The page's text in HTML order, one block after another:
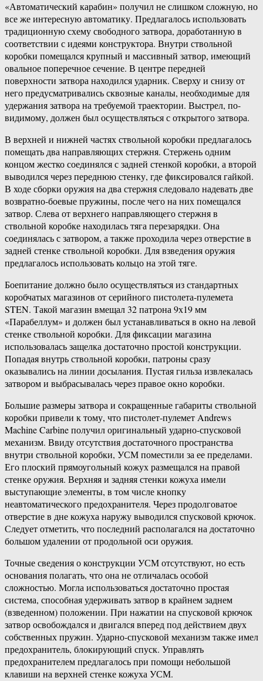
«Автоматический карабин» получил не слишком сложную, но
все же интересную автоматику. Предлагалось использовать
традиционную схему свободного затвора, доработанную в
соответствии с идеями конструктора. Внутри ствольной
коробки помещался крупный и массивный затвор, имеющий
овальное поперечное сечение. В центре передней
поверхности затвора находился ударник. Сверху и снизу от
него предусматривались сквозные каналы, необходимые для
удержания затвора на требуемой траектории. Выстрел, по-
видимому, должен был осуществляться с открытого затвора.
В верхней и нижней частях ствольной коробки предлагалось
помещать два направляющих стержня. Стержень одним
концом жестко соединялся с задней стенкой коробки, а второй
выводился через переднюю стенку, где фиксировался гайкой.
В ходе сборки оружия на два стержня следовало надевать две
возвратно-боевые пружины, после чего на них помещался
затвор. Слева от верхнего направляющего стержня в
ствольной коробке находилась тяга перезарядки. Она
соединялась с затвором, а также проходила через отверстие в
задней стенке ствольной коробки. Для взведения оружия
предлагалось использовать кольцо на этой тяге.
Боепитание должно было осуществляться из стандартных
коробчатых магазинов от серийного пистолета-пулемета
STEN. Такой магазин вмещал 32 патрона 9х19 мм
«Парабеллум» и должен был устанавливаться в окно на левой
стенке ствольной коробки. Для фиксации магазина
использовалась защелка достаточно простой конструкции.
Попадая внутрь ствольной коробки, патроны сразу
оказывались на линии досылания. Пустая гильза извлекалась
затвором и выбрасывалась через правое окно коробки.
Большие размеры затвора и сокращенные габариты ствольной
коробки привели к тому, что пистолет-пулемет Andrews
Machine Carbine получил оригинальный ударно-спусковой
механизм. Ввиду отсутствия достаточного пространства
внутри ствольной коробки, УСМ поместили за ее пределами.
Его плоский прямоугольный кожух размещался на правой
стенке оружия. Верхняя и задняя стенки кожуха имели
выступающие элементы, в том числе кнопку
неавтоматического предохранителя. Через продолговатое
отверстие в дне кожуха наружу выводился спусковой крючок.
Следует отметить, что последний располагался на достаточно
большом удалении от продольной оси оружия.
Точные сведения о конструкции УСМ отсутствуют, но есть
основания полагать, что она не отличалась особой
сложностью. Могла использоваться достаточно простая
система, способная удерживать затвор в крайнем заднем
(взведенном) положении. При нажатии на спусковой крючок
затвор освобождался и двигался вперед под действием двух
собственных пружин. Ударно-спусковой механизм также имел
предохранитель, блокирующий спуск. Управлять
предохранителем предлагалось при помощи небольшой
клавиши на верхней стенке кожуха УСМ.